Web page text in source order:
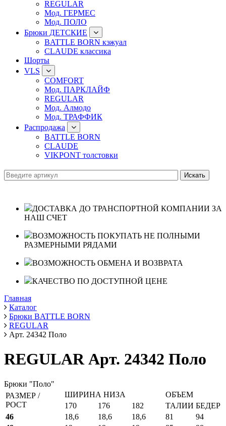
REGULAR
Мод. ГЕРМЕС
Мод. ПОЛО
Брюки ДЕТСКИЕ
BATTLE BORN кэжуал
CLAUDE классика
Шорты
VLS
COMFORT
Мод. ПАРКЛАЙФ
REGULAR
Мод. Алмодо
Мод. ТРАФФИК
Распродажа
BATTLE BORN
CLAUDE
VIKPONT толстовки
ДОСТАВКА ДО ТРАНСПОРТНОЙ КОМПАНИИ ЗА
НАШ СЧЕТ
ВОЗМОЖНОСТЬ ПОКУПАТЬ НЕ ПОЛНЫМИ
РАЗМЕРНЫМИ РЯДАМИ
ВОЗМОЖНОСТЬ ОБМЕНА И ВОЗВРАТА
КАЧЕСТВО ПО ДОСТУПНОЙ ЦЕНЕ
Главная
Каталог
Брюки BATTLE BORN
REGULAR
Арт. 24342 Поло
REGULAR Арт. 24342 Поло
Брюки "Поло"
РАЗМЕР /
РОСТ
ШИРИНА НИЗА
ОБЪЕМ
170
176 182 ТАЛИИ БЕДЕР
46
18,6 18,6 18,6 81
94